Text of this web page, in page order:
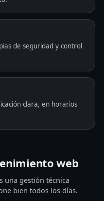
de seguridad y control
clara, en horarios
web
una gestión técnica
bien todos los días.